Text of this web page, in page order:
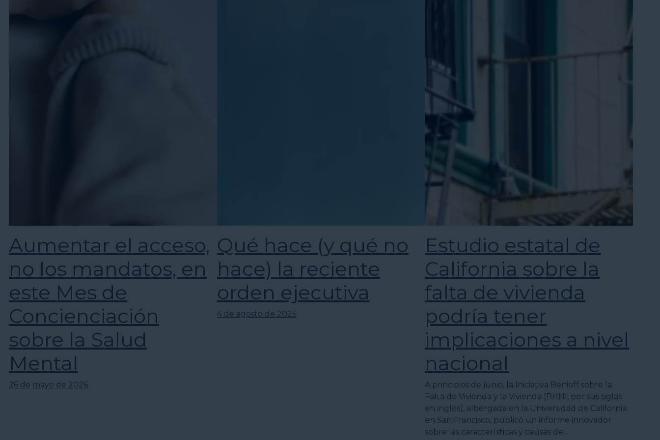
Aumentar el acceso,
no los mandatos, en
este Mes de
Concienciación
sobre la Salud
Mental
26 de mayo de 2026
Qué hace (y qué no
hace) la reciente
orden ejecutiva
4 de agosto de 2025
Estudio estatal de
California sobre la
falta de vivienda
podría tener
implicaciones a nivel
nacional
A principios de junio, la Iniciativa Benioff sobre la
Falta de Vivienda y la Vivienda (BHHI, por sus siglas
en inglés), albergada en la Universidad de California
en San Francisco, publicó un informe innovador
sobre las características y causas de…